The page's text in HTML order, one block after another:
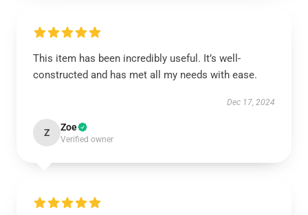
This item has been incredibly useful. It’s well-
constructed and has met all my needs with ease.
Dec 17, 2024
Z Zoe
Verified owner